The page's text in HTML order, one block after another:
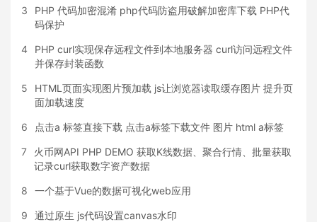
3
PHP 代码加密混淆 php代码防盗用破解加密库下载 PHP代
码保护
4
PHP curl实现保存远程文件到本地服务器 curl访问远程文件
并保存封装函数
5
HTML页面实现图片预加载 js让浏览器读取缓存图片 提升页
面加载速度
6 点击a 标签直接下载 点击a标签下载文件 图片 html a标签
7
火币网API PHP DEMO 获取K线数据、聚合行情、批量获取
记录curl获取数字资产数据
8 一个基于Vue的数据可视化web应用
9 通过原生 js代码设置canvas水印